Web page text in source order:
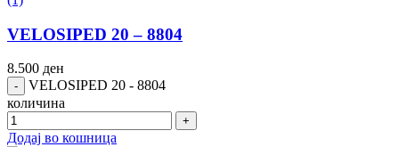
VELOSIPED 20 – 8804
8.500 ден
VELOSIPED 20 - 8804
количина
Додај во кошница